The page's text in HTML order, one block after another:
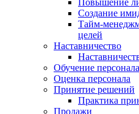
Повышение
Создание
Тайм-
целей
Наставничество
Обучение персонала
Оценка персонала
Принятие решений
Практика
Продажи